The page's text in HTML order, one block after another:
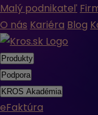
Malý podnikateľ
O nás Kariéra Blog
Produkty
Podpora
KROS Akadémia
eFaktúra